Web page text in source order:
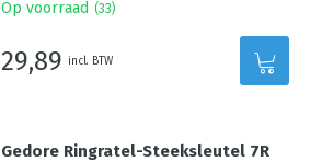
Op voorraad (33)
29,89 incl. BTW
Gedore Ringratel-Steeksleutel 7R